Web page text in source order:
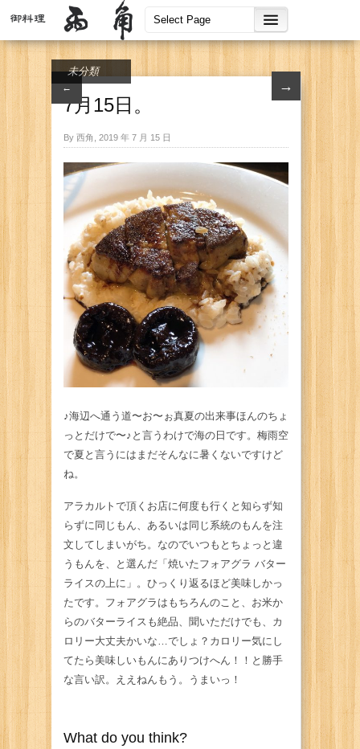
← →
未分類
7月15日。
By 西角, 2019 年 7 月 15 日
♪海辺へ通う道〜お〜ぉ真夏の出来事ほんのちょ
っとだけで〜♪と言うわけで海の日です。梅雨空
で夏と言うにはまだそんなに暑くないですけど
ね。
アラカルトで頂くお店に何度も行くと知らず知
らずに同じもん、あるいは同じ系統のもんを注
文してしまいがち。なのでいつもとちょっと違
うもんを、と選んだ「焼いたフォアグラ バター
ライスの上に」。ひっくり返るほど美味しかっ
たです。フォアグラはもちろんのこと、お米か
らのバターライスも絶品、聞いただけでも、カ
ロリー大丈夫かいな…でしょ？カロリー気にし
てたら美味しいもんにありつけへん！！と勝手
な言い訳。ええねんもう。うまいっ！
What do you think?